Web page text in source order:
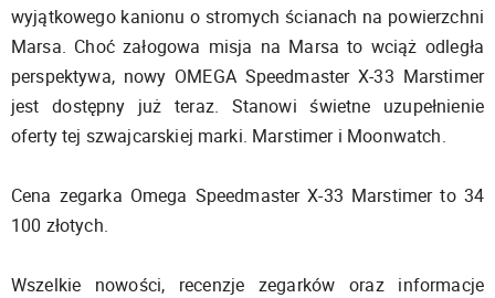
wyjątkowego kanionu o stromych ścianach na powierzchni
Marsa. Choć załogowa misja na Marsa to wciąż odległa
perspektywa, nowy OMEGA Speedmaster X-33 Marstimer
jest dostępny już teraz. Stanowi świetne uzupełnienie
oferty tej szwajcarskiej marki. Marstimer i Moonwatch.
Cena zegarka Omega Speedmaster X-33 Marstimer to 34
100 złotych.
Wszelkie nowości, recenzje zegarków oraz informacje